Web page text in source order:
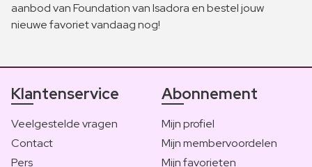
aanbod van Foundation van Isadora en bestel jouw
nieuwe favoriet vandaag nog!
Klantenservice
Veelgestelde vragen
Contact
Pers
Abonnement
Mijn profiel
Mijn membervoordelen
Mijn favorieten